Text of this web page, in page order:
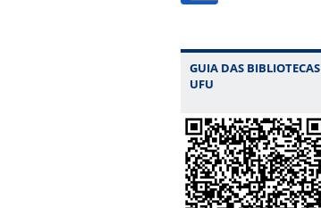
GUIA DAS BIBLIOTECAS
UFU